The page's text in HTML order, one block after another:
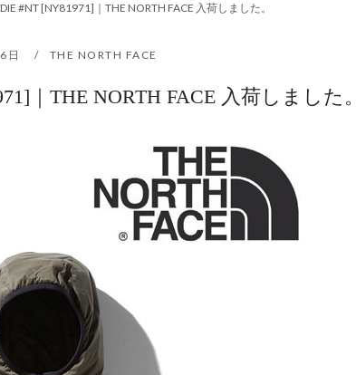
#NT [NY81971]｜THE NORTH FACE 入荷しました。
日 THE NORTH FACE
｜THE NORTH FACE 入荷しました。